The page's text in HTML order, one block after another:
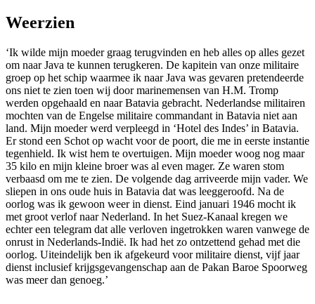
Weerzien
‘Ik wilde mijn moeder graag terugvinden en heb alles op alles gezet
om naar Java te kunnen terugkeren. De kapitein van onze militaire
groep op het schip waarmee ik naar Java was gevaren pretendeerde
ons niet te zien toen wij door marinemensen van H.M. Tromp
werden opgehaald en naar Batavia gebracht. Nederlandse militairen
mochten van de Engelse militaire commandant in Batavia niet aan
land. Mijn moeder werd verpleegd in ‘Hotel des Indes’ in Batavia.
Er stond een Schot op wacht voor de poort, die me in eerste instantie
tegenhield. Ik wist hem te overtuigen. Mijn moeder woog nog maar
35 kilo en mijn kleine broer was al even mager. Ze waren stom
verbaasd om me te zien. De volgende dag arriveerde mijn vader. We
sliepen in ons oude huis in Batavia dat was leeggeroofd. Na de
oorlog was ik gewoon weer in dienst. Eind januari 1946 mocht ik
met groot verlof naar Nederland. In het Suez-Kanaal kregen we
echter een telegram dat alle verloven ingetrokken waren vanwege de
onrust in Nederlands-Indië. Ik had het zo ontzettend gehad met die
oorlog. Uiteindelijk ben ik afgekeurd voor militaire dienst, vijf jaar
dienst inclusief krijgsgevangenschap aan de Pakan Baroe Spoorweg
was meer dan genoeg.’